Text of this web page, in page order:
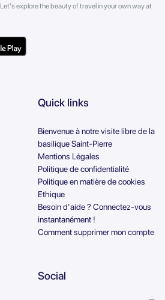
explore the beauty of travel in your own way at
Quick links
Bienvenue à notre visite libre de la
basilique Saint-Pierre
Mentions Légales
Politique de confidentialité
Politique en matière de cookies
Ethique
Besoin d'aide ? Connectez-vous
instantanément !
Comment supprimer mon compte
Social